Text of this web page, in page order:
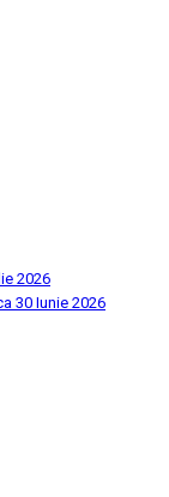
2026
30 Iunie 2026